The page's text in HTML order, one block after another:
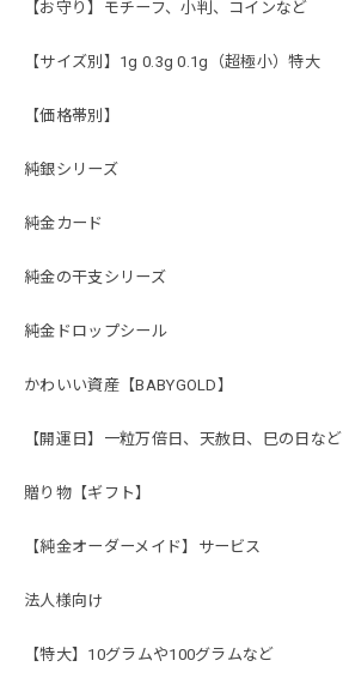
【お守り】モチーフ、小判、コインなど
【サイズ別】1g 0.3g 0.1g（超極小）特大
【価格帯別】
純銀シリーズ
純金カード
純金の干支シリーズ
純金ドロップシール
かわいい資産【BABYGOLD】
【開運日】一粒万倍日、天赦日、巳の日など
贈り物【ギフト】
【純金オーダーメイド】サービス
法人様向け
【特大】10グラムや100グラムなど